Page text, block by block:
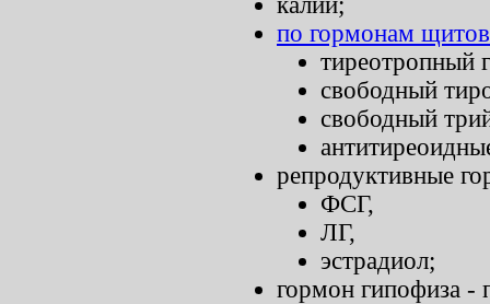
по гормонам
тиреотропный
свободный
свободный
репродуктивные
ФСГ,
ЛГ,
эстрадиол;
гормон гипофиза -